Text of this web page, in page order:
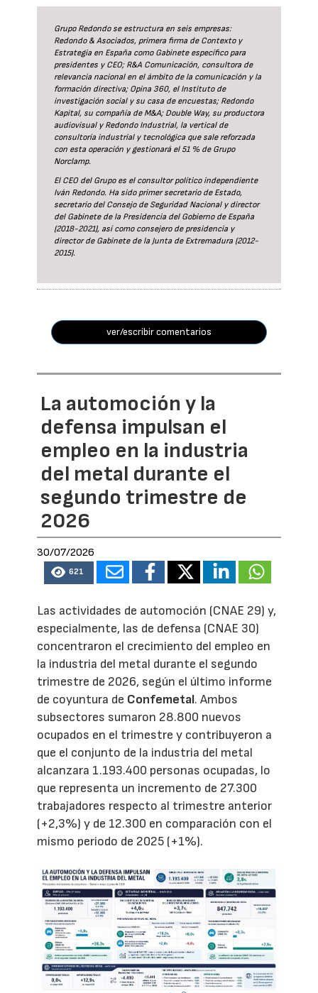
Grupo Redondo se estructura en seis empresas:
Redondo & Asociados, primera firma de Contexto y
Estrategia en España como Gabinete específico para
presidentes y CEO; R&A Comunicación, consultora de
relevancia nacional en el ámbito de la comunicación y la
formación directiva; Opina 360, el Instituto de
investigación social y su casa de encuestas; Redondo
Kapital, su compañía de M&A; Double Way, su productora
audiovisual y Redondo Industrial, la vertical de
consultoría industrial y tecnológica que sale reforzada
con esta operación y gestionará el 51 % de Grupo
Norclamp.
El CEO del Grupo es el consultor político independiente
Iván Redondo. Ha sido primer secretario de Estado,
secretario del Consejo de Seguridad Nacional y director
del Gabinete de la Presidencia del Gobierno de España
(2018-2021), así como consejero de presidencia y
director de Gabinete de la Junta de Extremadura (2012-
2015).
ver/escribir comentarios
La automoción y la
defensa impulsan el
empleo en la industria
del metal durante el
segundo trimestre de
2026
30/07/2026
621
Las actividades de automoción (CNAE 29) y,
especialmente, las de defensa (CNAE 30)
concentraron el crecimiento del empleo en
la industria del metal durante el segundo
trimestre de 2026, según el último informe
de coyuntura de Confemetal. Ambos
subsectores sumaron 28.800 nuevos
ocupados en el trimestre y contribuyeron a
que el conjunto de la industria del metal
alcanzara 1.193.400 personas ocupadas, lo
que representa un incremento de 27.300
trabajadores respecto al trimestre anterior
(+2,3%) y de 12.300 en comparación con el
mismo periodo de 2025 (+1%).